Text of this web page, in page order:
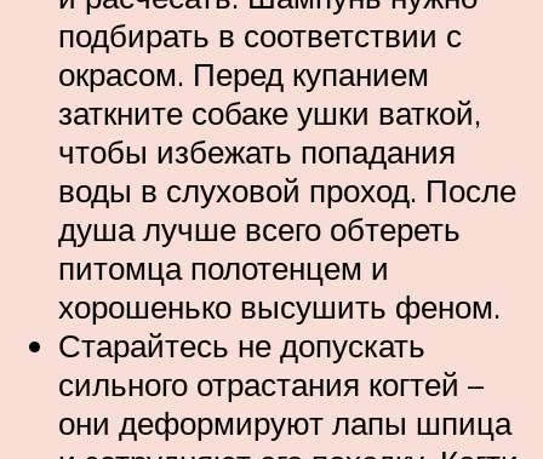
подбирать в соответствии с
окрасом. Перед купанием
заткните собаке ушки ваткой,
чтобы избежать попадания
воды в слуховой проход. После
душа лучше всего обтереть
питомца полотенцем и
хорошенько высушить феном.
Старайтесь не допускать
сильного отрастания когтей –
они деформируют лапы шпица